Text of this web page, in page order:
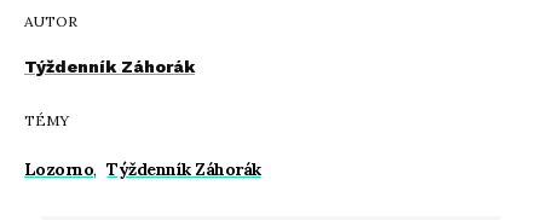
AUTOR
Týždenník Záhorák
TÉMY
Lozorno, Týždenník Záhorák